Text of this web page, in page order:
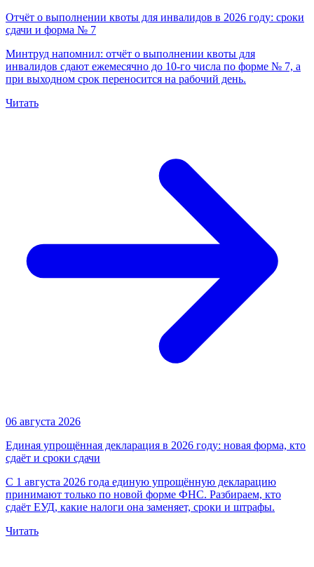
Отчёт о выполнении квоты для инвалидов в 2026 году: сроки
сдачи и форма № 7
Минтруд напомнил: отчёт о выполнении квоты для
инвалидов сдают ежемесячно до 10-го числа по форме № 7, а
при выходном срок переносится на рабочий день.
Читать
06 августа 2026
Единая упрощённая декларация в 2026 году: новая форма, кто
сдаёт и сроки сдачи
С 1 августа 2026 года единую упрощённую декларацию
принимают только по новой форме ФНС. Разбираем, кто
сдаёт ЕУД, какие налоги она заменяет, сроки и штрафы.
Читать